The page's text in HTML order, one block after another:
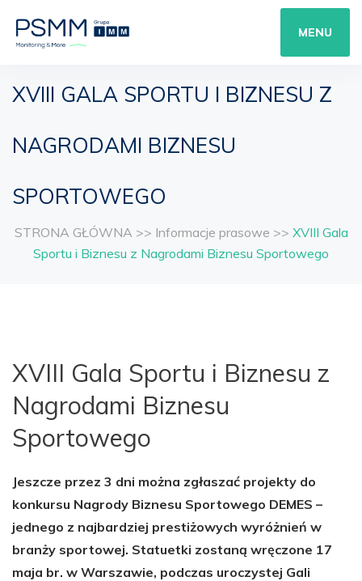
MENU
XVIII GALA SPORTU I BIZNESU Z
NAGRODAMI BIZNESU
SPORTOWEGO
STRONA GŁÓWNA >> Informacje prasowe >> XVIII Gala
Sportu i Biznesu z Nagrodami Biznesu Sportowego
XVIII Gala Sportu i Biznesu z
Nagrodami Biznesu
Sportowego
Jeszcze przez 3 dni można zgłaszać projekty do
konkursu Nagrody Biznesu Sportowego DEMES –
jednego z najbardziej prestiżowych wyróżnień w
branży sportowej. Statuetki zostaną wręczone 17
maja br. w Warszawie, podczas uroczystej Gali